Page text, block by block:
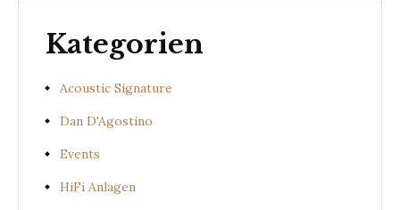
Kategorien
Acoustic Signature
Dan D'Agostino
Events
HiFi Anlagen